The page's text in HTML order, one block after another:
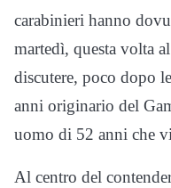
carabinieri hanno
martedì, questa volta
discutere, poco dopo
anni originario del
uomo di 52 anni che
Al centro del